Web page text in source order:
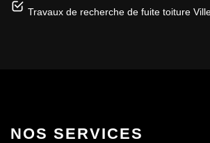
Travaux de recherche de fuite toiture
NOS SERVICES